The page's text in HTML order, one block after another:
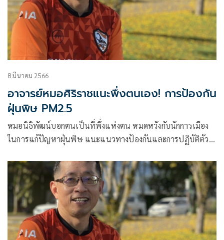
8 มีนาคม 2566
อาจารย์หมอศิริราชแนะพึ่งตนเอง! การป้องกัน
ฝุ่นพิษ PM2.5
หมอนิธิพัฒน์บอกตนเป็นที่พึ่งแห่งตน หมดหวังกับนักการเมือง
ในการแก้ปัญหาฝุ่นพิษ แนะแนวทางป้องกันและการปฏิบัติตัว